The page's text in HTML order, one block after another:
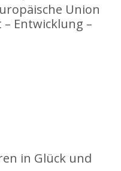
Union
Entwicklung –
in Glück und